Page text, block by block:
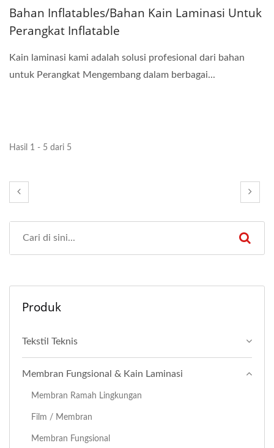
Bahan Inflatables/bahan Kain Laminasi Untuk
Perangkat Inflatable
Kain laminasi kami adalah solusi profesional dari bahan
untuk Perangkat Mengembang dalam berbagai...
Hasil 1 - 5 dari 5
Produk
Tekstil Teknis
Membran Fungsional & Kain Laminasi
Membran Ramah Lingkungan
Film / Membran
Membran Fungsional